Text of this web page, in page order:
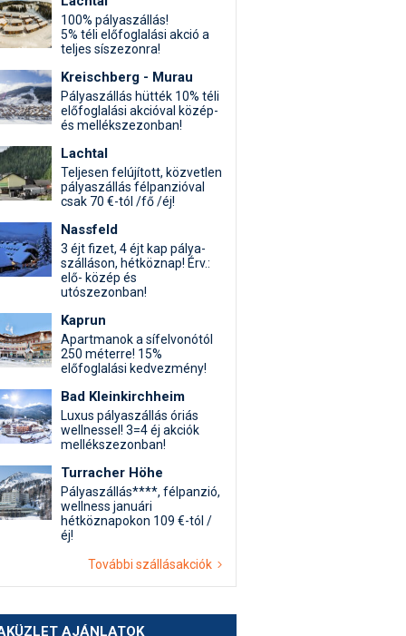
100% pályaszállás!
5% téli előfoglalási akció a
teljes síszezonra!
Kreischberg - Murau
Pályaszállás hütték 10% téli
előfoglalási akcióval közép-
és mellékszezonban!
Lachtal
Teljesen felújított, közvetlen
pályaszállás félpanzióval
csak 70 €-tól /fő /éj!
Nassfeld
3 éjt fizet, 4 éjt kap pálya-
szálláson, hétköznap! Érv.:
elő- közép és
utószezonban!
Kaprun
Apartmanok a sífelvonótól
250 méterre! 15%
előfoglalási kedvezmény!
Bad Kleinkirchheim
Luxus pályaszállás óriás
wellnessel! 3=4 éj akciók
mellékszezonban!
Turracher Höhe
Pályaszállás****, félpanzió,
wellness januári
hétköznapokon 109 €-tól /
éj!
További szállásakciók
AJÁNLATOK